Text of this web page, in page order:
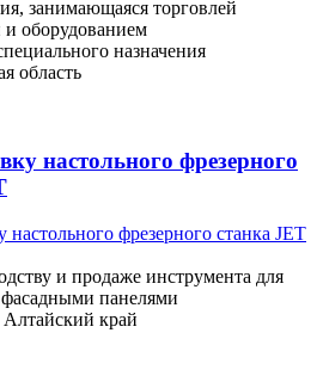
занимающаяся торговлей
оборудованием
назначения
область
настольного фрезерного
и продаже инструмента для
панелями
Алтайский край